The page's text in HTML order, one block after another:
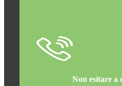
Non esitare a